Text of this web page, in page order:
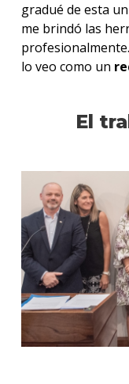
gradué de esta
me brindó las
lo veo como un
El